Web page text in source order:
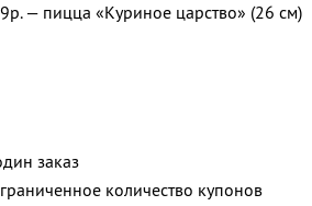
— пицца «Куриное царство» (26 см)
заказ
количество купонов